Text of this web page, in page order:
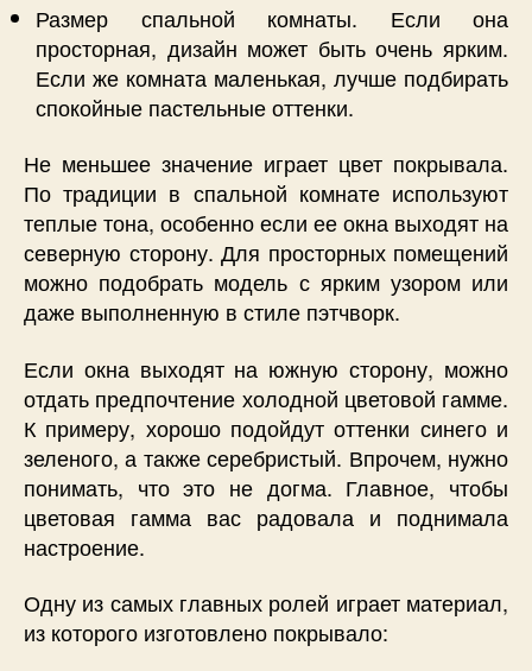
Размер спальной комнаты. Если она
просторная, дизайн может быть очень ярким.
Если же комната маленькая, лучше подбирать
спокойные пастельные оттенки.
Не меньшее значение играет цвет покрывала.
По традиции в спальной комнате используют
теплые тона, особенно если ее окна выходят на
северную сторону. Для просторных помещений
можно подобрать модель с ярким узором или
даже выполненную в стиле пэтчворк.
Если окна выходят на южную сторону, можно
отдать предпочтение холодной цветовой гамме.
К примеру, хорошо подойдут оттенки синего и
зеленого, а также серебристый. Впрочем, нужно
понимать, что это не догма. Главное, чтобы
цветовая гамма вас радовала и поднимала
настроение.
Одну из самых главных ролей играет материал,
из которого изготовлено покрывало: